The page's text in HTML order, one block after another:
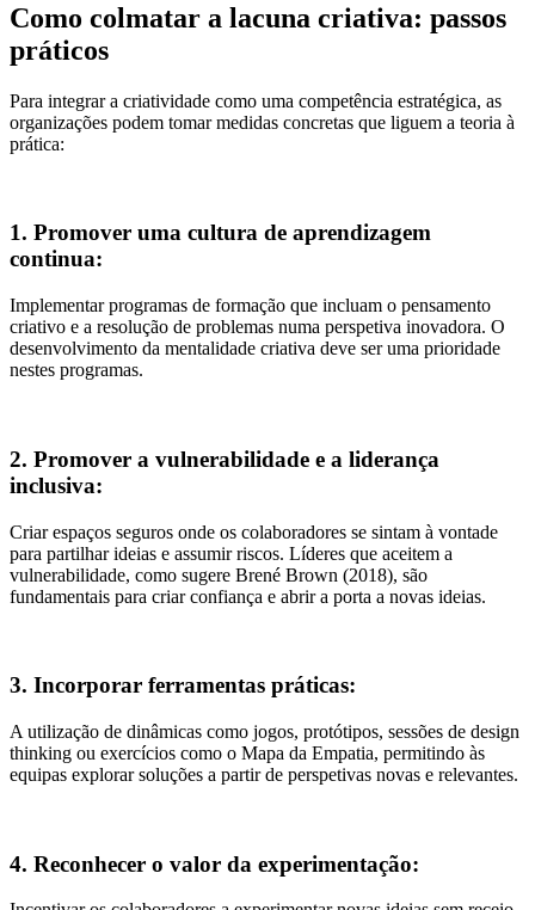
Como colmatar a lacuna criativa: passos
práticos
Para integrar a criatividade como uma competência estratégica, as
organizações podem tomar medidas concretas que liguem a teoria à
prática:
1. Promover uma cultura de aprendizagem
continua:
Implementar programas de formação que incluam o pensamento
criativo e a resolução de problemas numa perspetiva inovadora. O
desenvolvimento da mentalidade criativa deve ser uma prioridade
nestes programas.
2. Promover a vulnerabilidade e a liderança
inclusiva:
Criar espaços seguros onde os colaboradores se sintam à vontade
para partilhar ideias e assumir riscos. Líderes que aceitem a
vulnerabilidade, como sugere Brené Brown (2018), são
fundamentais para criar confiança e abrir a porta a novas ideias.
3. Incorporar ferramentas práticas:
A utilização de dinâmicas como jogos, protótipos, sessões de design
thinking ou exercícios como o Mapa da Empatia, permitindo às
equipas explorar soluções a partir de perspetivas novas e relevantes.
4. Reconhecer o valor da experimentação: